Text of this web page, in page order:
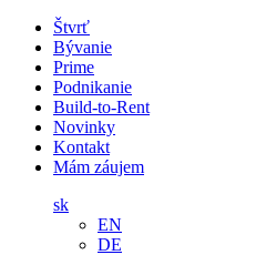
Štvrť
Bývanie
Prime
Podnikanie
Build-to-Rent
Novinky
Kontakt
Mám záujem
sk
EN
DE